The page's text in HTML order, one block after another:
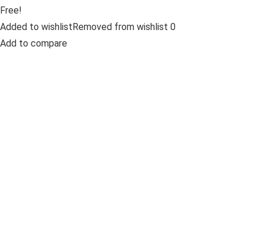
Free!
Added to wishlistRemoved from wishlist 0
Add to compare